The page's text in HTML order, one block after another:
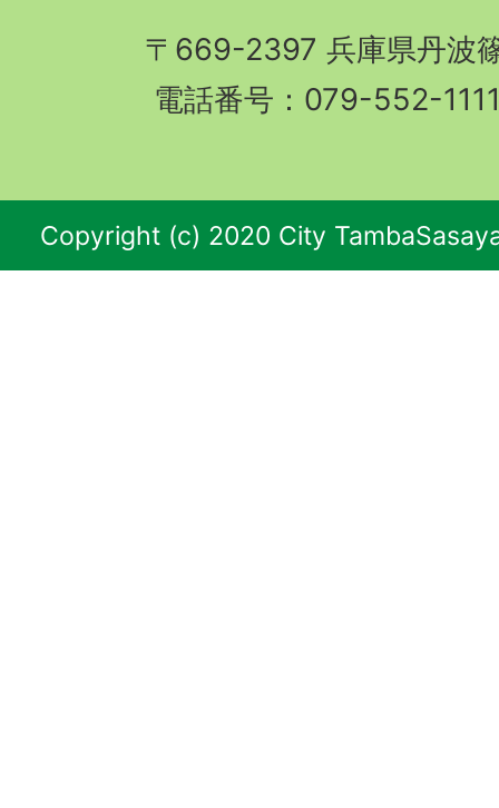
〒669-2397 兵庫県丹波
電話番号：079-552-
Copyright (c) 2020 City